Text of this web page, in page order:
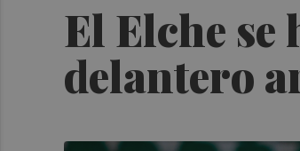
El Elche se
delantero